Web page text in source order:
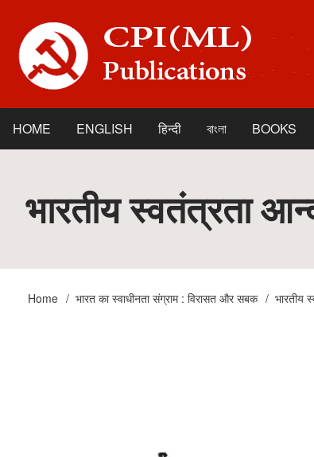
main
content
Main
navigation
HOME ENGLISH हिन्दी বাংলা BOOKS
भारतीय स्वतंत्रता
Breadcrumb
Home भारत का स्‍वाधीनता संग्राम : विरासत और सबक भारतीय